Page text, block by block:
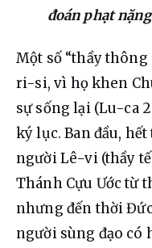
đoán phạt
Một số “thầy
ri-si, vì họ khen
sự sống lại (Lu-ca
ký lục. Ban đầu,
người Lê-vi (thầy
Thánh Cựu Ước từ
nhưng đến thời
người sùng đạo có